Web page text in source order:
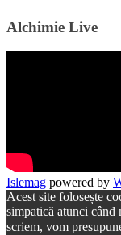
Alchimie Live
Islemag powered by
Acest site folosește
simpatică atunci
scriem, vom